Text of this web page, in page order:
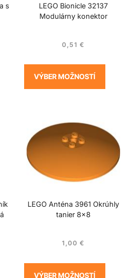
s
LEGO Bionicle 32137
Modulárny konektor
0,51 €
VÝBER MOŽNOSTÍ
LEGO Anténa 3961 Okrúhly
tanier 8×8
1,00 €
VÝBER MOŽNOSTÍ